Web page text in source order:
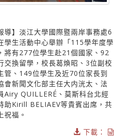
導】淡江大學國際暨兩岸事務處6
學生活動中心舉辦「115學年度學
將有277位學生赴21個國家、92
交換留學，校長葛煥昭、3位副校
管、149位學生及近70位家長到
會新聞文化部主任大内洸太、法
Airy QUILLERÉ、莫斯科台北經
助Kirill BELIAEV等貴賓出席，共
祝福。
下載：